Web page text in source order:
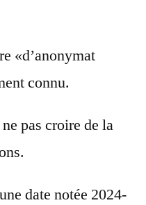
«d’anonymat
connu.
pas croire de la
date notée 2024-